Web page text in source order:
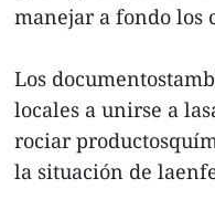
manejar a fondo los
Los
locales a unirse a
rociar
la situación de